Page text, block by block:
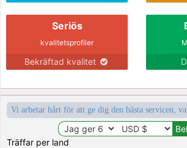
Seriös
kvalitetsprofiler
Bekräftad kvalitet
Vi arbetar hårt för att ge dig den bästa servicen,
Träffar per land